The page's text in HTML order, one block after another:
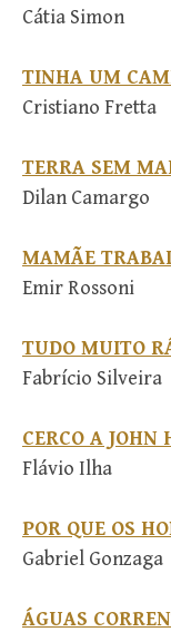
Cátia Simon
TINHA UM
Cristiano Fretta
TERRA SEM
Dilan Camargo
MAMÃE
Emir Rossoni
TUDO MUITO
Fabrício Silveira
CERCO A JOHN
Flávio Ilha
POR QUE OS
Gabriel Gonzaga
ÁGUAS